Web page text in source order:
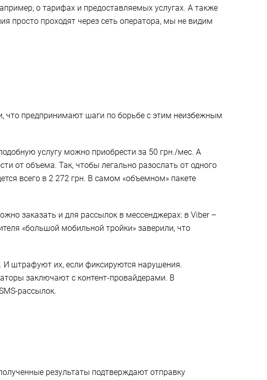
о тарифах и предоставляемых услугах. А также
просто проходят через сеть оператора, мы не видим
предпринимают шаги по борьбе с этим неизбежным
услугу можно приобрести за 50 грн./мес. А
от объема. Так, чтобы легально разослать от одного
всего в 2 272 грн. В самом «объемном» пакете
заказать и для рассылок в мессенджерах: в Viber –
«большой мобильной тройки» заверили, что
И штрафуют их, если фиксируются нарушения.
заключают с контент-провайдерами. В
рассылок.
результаты подтверждают отправку